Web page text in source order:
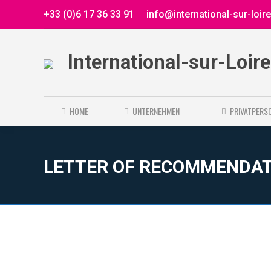
+33 (0)6 17 36 33 91 info@international-sur-
International-sur-Loire
HOME UNTERNEHMEN
LETTER OF